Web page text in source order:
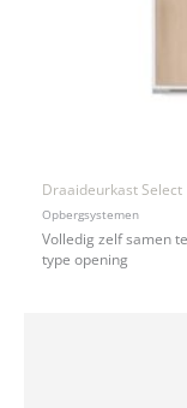
Draaideurkast Select
Opbergsystemen
Volledig zelf samen
type opening